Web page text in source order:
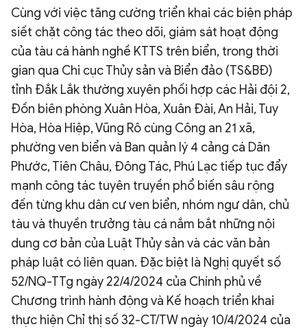
Cùng với việc tăng cường triển khai các biện pháp
siết chặt công tác theo dõi, giám sát hoạt động
của tàu cá hành nghề KTTS trên biển, trong thời
gian qua Chi cục Thủy sản và Biển đảo (TS&BĐ)
tỉnh Đắk Lắk thường xuyên phối hợp các Hải đội 2,
Đồn biên phòng Xuân Hòa, Xuân Đài, An Hải, Tuy
Hòa, Hòa Hiệp, Vũng Rô cùng Công an 21 xã,
phường ven biển và Ban quản lý 4 cảng cá Dân
Phước, Tiên Châu, Đông Tác, Phú Lạc tiếp tục đẩy
mạnh công tác tuyên truyền phổ biến sâu rộng
đến từng khu dân cư ven biển, nhóm ngư dân, chủ
tàu và thuyền trưởng tàu cá nắm bắt những nội
dung cơ bản của Luật Thủy sản và các văn bản
pháp luật có liên quan. Đặc biệt là Nghị quyết số
52/NQ-TTg ngày 22/4/2024 của Chính phủ về
Chương trình hành động và Kế hoạch triển khai
thực hiện Chỉ thị số 32-CT/TW ngày 10/4/2024 của